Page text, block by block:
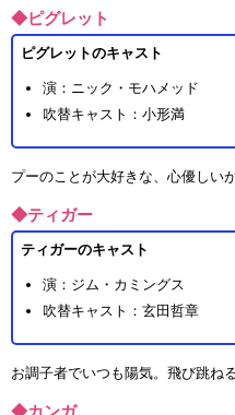
◆ピグレット
ピグレットのキャスト
演：ニック・モハメッド
吹替キャスト：小形満
プーのことが大好きな、心優しい
◆ティガー
ティガーのキャスト
演：ジム・カミングス
吹替キャスト：玄田哲章
お調子者でいつも陽気。飛び跳ね
◆カンガ